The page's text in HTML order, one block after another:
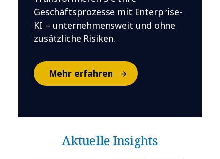
Geschäftsprozesse mit Enterprise-
KI – unternehmensweit und ohne
zusätzliche Risiken.
Mehr erfahren
Aktuelle Insights